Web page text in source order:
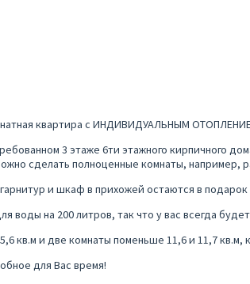
квартира с ИНДИВИДУАЛЬНЫМ
3 этаже 6ти этажного кирпичного
сделать полноценные комнаты, например,
и шкаф в прихожей остаются в
воды на 200 литров, так что у вас всегда
кв.м и две комнаты поменьше 11,6 и 11,7
для Вас время!